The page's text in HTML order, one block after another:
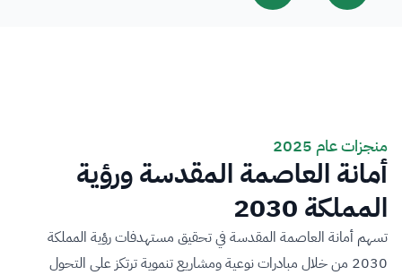
منجزات عام 2025
أمانة العاصمة المقدسة ورؤية
المملكة 2030
تسهم أمانة العاصمة المقدسة في تحقيق مستهدفات رؤية المملكة
2030 من خلال مبادرات نوعية ومشاريع تنموية ترتكز على التحول